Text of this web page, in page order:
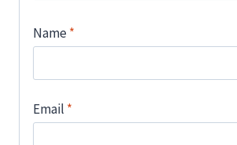
Name*
Email *